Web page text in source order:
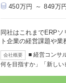
450万円 ～ 849万
同社はこれまでERP
ト企業の経営課題や
会社概要
■ 経営コンサ
何を目指すか」「新し